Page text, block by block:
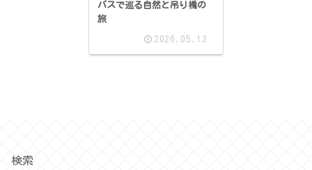
バスで巡る自然と吊り橋の
旅
2026.05.13
検索